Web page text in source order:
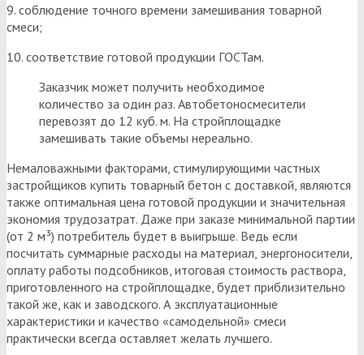
9. соблюдение точного времени замешивания товарной
смеси;
10. соответствие готовой продукции ГОСТам.
Заказчик может получить необходимое
количество за один раз. Автобетоносмесители
перевозят до 12 куб. м. На стройплощадке
замешивать такие объемы нереально.
Немаловажными факторами, стимулирующими частных
застройщиков купить товарный бетон с доставкой, являются
также оптимальная цена готовой продукции и значительная
экономия трудозатрат. Даже при заказе минимальной партии
(от 2 м³) потребитель будет в выигрыше. Ведь если
посчитать суммарные расходы на материал, энергоносители,
оплату работы подсобников, итоговая стоимость раствора,
приготовленного на стройплощадке, будет приблизительно
такой же, как и заводского. А эксплуатационные
характеристики и качество «самодельной» смеси
практически всегда оставляет желать лучшего.